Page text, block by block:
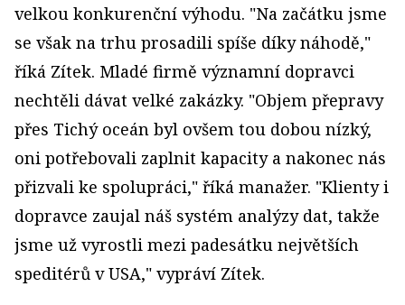
velkou konkurenční výhodu. "Na začátku jsme
se však na trhu prosadili spíše díky náhodě,"
říká Zítek. Mladé firmě významní dopravci
nechtěli dávat velké zakázky. "Objem přepravy
přes Tichý oceán byl ovšem tou dobou nízký,
oni potřebovali zaplnit kapacity a nakonec nás
přizvali ke spolupráci," říká manažer. "Klienty i
dopravce zaujal náš systém analýzy dat, takže
jsme už vyrostli mezi padesátku největších
speditérů v USA," vypráví Zítek.